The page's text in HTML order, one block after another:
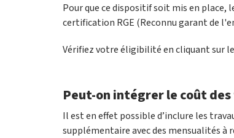
Pour que ce dispositif soit mis en
certification RGE (Reconnu garant de
Vérifiez votre éligibilité en cliquant sur
Peut-on intégrer le coût
Il est en effet possible d’inclure les
supplémentaire avec des mensualités à